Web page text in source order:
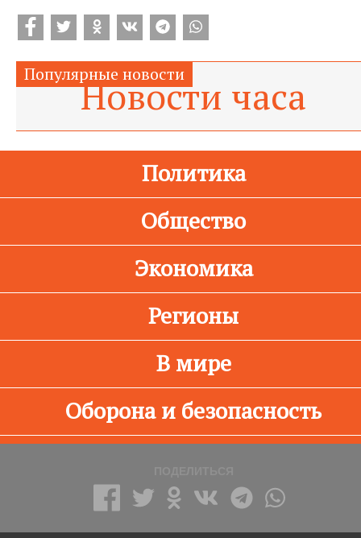
Популярные новости
Новости часа
Политика
Общество
Экономика
Регионы
В мире
Оборона и безопасность